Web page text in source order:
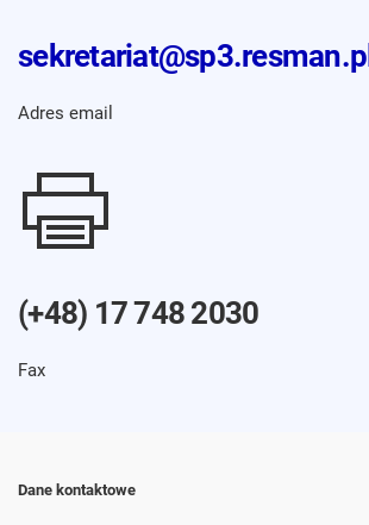
sekretariat@sp3.resman.pl
Adres email
(+48) 17 748 2030
Fax
Dane kontaktowe